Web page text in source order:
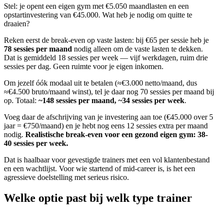
Stel: je opent een eigen gym met €5.050 maandlasten en een
opstartinvestering van €45.000. Wat heb je nodig om quitte te
draaien?
Reken eerst de break-even op vaste lasten: bij €65 per sessie heb je
78 sessies per maand nodig alleen om de vaste lasten te dekken.
Dat is gemiddeld 18 sessies per week — vijf werkdagen, ruim drie
sessies per dag. Geen ruimte voor je eigen inkomen.
Om jezelf óók modaal uit te betalen (≈€3.000 netto/maand, dus
≈€4.500 bruto/maand winst), tel je daar nog 70 sessies per maand bij
op. Totaal: ~148 sessies per maand, ~34 sessies per week.
Voeg daar de afschrijving van je investering aan toe (€45.000 over 5
jaar = €750/maand) en je hebt nog eens 12 sessies extra per maand
nodig. Realistische break-even voor een gezond eigen gym: 38-
40 sessies per week.
Dat is haalbaar voor gevestigde trainers met een vol klantenbestand
en een wachtlijst. Voor wie startend of mid-career is, is het een
agressieve doelstelling met serieus risico.
Welke optie past bij welk type trainer